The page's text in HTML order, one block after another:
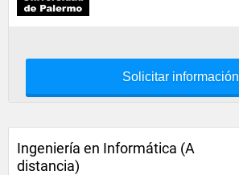
Solicitar información
Ingeniería en Informática (A
distancia)